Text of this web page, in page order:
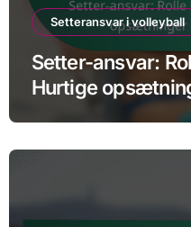
Setteransvar i volleyball
Setter-ansvar:
Hurtige